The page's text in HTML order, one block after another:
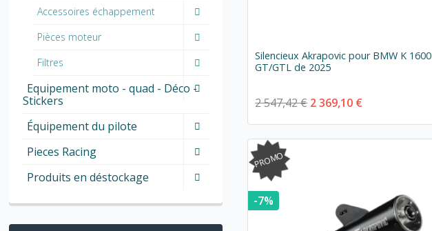
Silencieux Akrapovic pour BMW K 1600
GT/GTL de 2025
2 547,42 € 2 369,10 €
PROMO
-7%
Accessoires échappement
Pièces moteur
Filtres
Equipement moto - quad - Déco -
Stickers
Équipement du pilote
Pieces Racing
Produits en déstockage